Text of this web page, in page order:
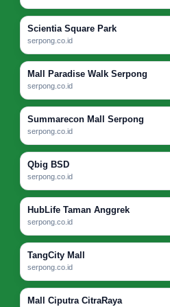
Scientia Square Park
serpong.co.id
Mall Paradise Walk Serpong
serpong.co.id
Summarecon Mall Serpong
serpong.co.id
Qbig BSD
serpong.co.id
HubLife Taman Anggrek
serpong.co.id
TangCity Mall
serpong.co.id
Mall Ciputra CitraRaya